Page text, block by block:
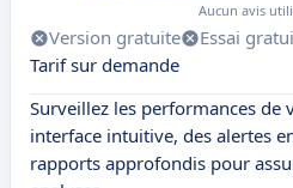
Aucun avis
Version gratuite Essai
Tarif sur demande
Surveillez les performances de
interface intuitive, des alertes
rapports approfondis pour